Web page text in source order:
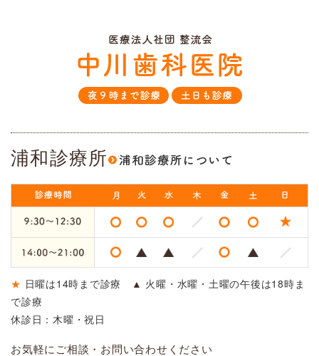
浦和診療所
★ 日曜は14時まで診療 ▲ 火曜・水曜・土曜の午後は18時ま
で診療
休診日：木曜・祝日
お気軽にご相談・お問い合わせください